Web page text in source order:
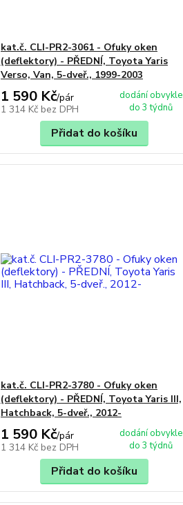
kat.č. CLI-PR2-3061 - Ofuky oken
(deflektory) - PŘEDNÍ, Toyota Yaris
Verso, Van, 5-dveř., 1999-2003
1 590 Kč/pár
1 314 Kč bez DPH
dodání obvykle
do 3 týdnů
Přidat do košíku
kat.č. CLI-PR2-3780 - Ofuky oken
(deflektory) - PŘEDNÍ, Toyota Yaris III,
Hatchback, 5-dveř., 2012-
1 590 Kč/pár
1 314 Kč bez DPH
dodání obvykle
do 3 týdnů
Přidat do košíku